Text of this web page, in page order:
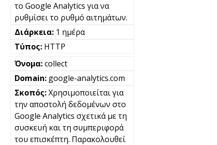
το Google Analytics για να
ρυθμίσει το ρυθμό αιτημάτων.
1 ημέρα
HTTP
collect
google-analytics.com
Χρησιμοποιείται για
την αποστολή δεδομένων στο
Google Analytics σχετικά με τη
συσκευή και τη συμπεριφορά
του επισκέπτη. Παρακολουθεί